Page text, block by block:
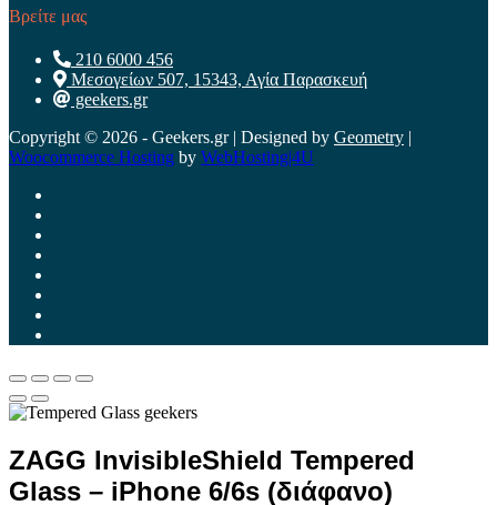
Βρείτε μας
210 6000 456
Μεσογείων 507, 15343, Αγία Παρασκευή
geekers.gr
Copyright © 2026 - Geekers.gr | Designed by Geometry |
Woocommerce Hosting by WebHosting|4U
ZAGG InvisibleShield Tempered
Glass – iPhone 6/6s (διάφανο)